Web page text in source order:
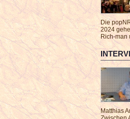
Die
2024
Rich-man
Matthias